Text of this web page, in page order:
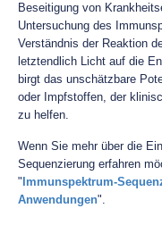
Beseitigung von
Untersuchung des
Verständnis der Reaktion
letztendlich Licht auf die
birgt das unschätzbare
oder Impfstoffen, der
zu helfen.
Wenn Sie mehr über die
Sequenzierung erfahren
" Immunspektrum-
Anwendungen".